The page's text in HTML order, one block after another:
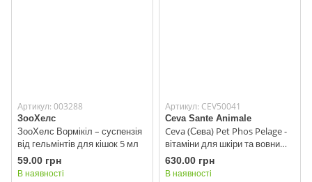
Артикул: 003288
ЗооХелс
ЗооХелс Вормікіл – суспензія
від гельмінтів для кішок 5 мл
59.00 грн
В наявності
Артикул: CEV50041
Ceva Sante Animale
Ceva (Сева) Pet Phos Pelage -
вітаміни для шкіри та вовни
для собак, 50 таб
630.00 грн
В наявності